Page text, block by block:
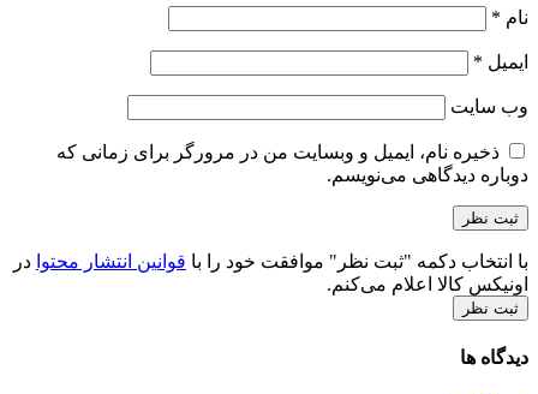
نام *
ایمیل *
وب‌ سایت
ذخیره نام، ایمیل و وبسایت من در مرورگر برای زمانی که
دوباره دیدگاهی می‌نویسم.
با انتخاب دکمه "ثبت نظر" موافقت خود را با قوانین انتشار محتوا در
اونیکس کالا اعلام می‌کنم.
ثبت نظر
دیدگاه ها